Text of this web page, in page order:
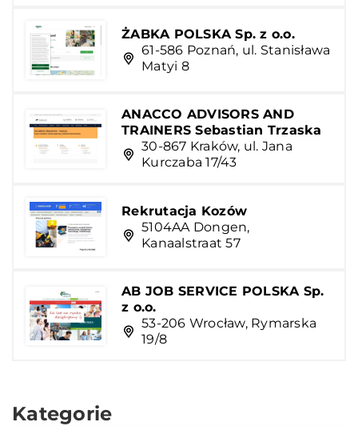
ŻABKA POLSKA Sp. z o.o.
61-586 Poznań, ul. Stanisława
Matyi 8
ANACCO ADVISORS AND
TRAINERS Sebastian Trzaska
30-867 Kraków, ul. Jana
Kurczaba 17/43
Rekrutacja Kozów
5104AA Dongen,
Kanaalstraat 57
AB JOB SERVICE POLSKA Sp.
z o.o.
53-206 Wrocław, Rymarska
19/8
Kategorie